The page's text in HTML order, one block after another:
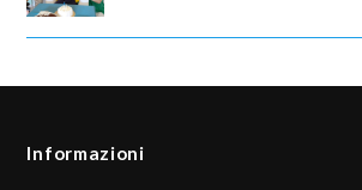
Informazioni